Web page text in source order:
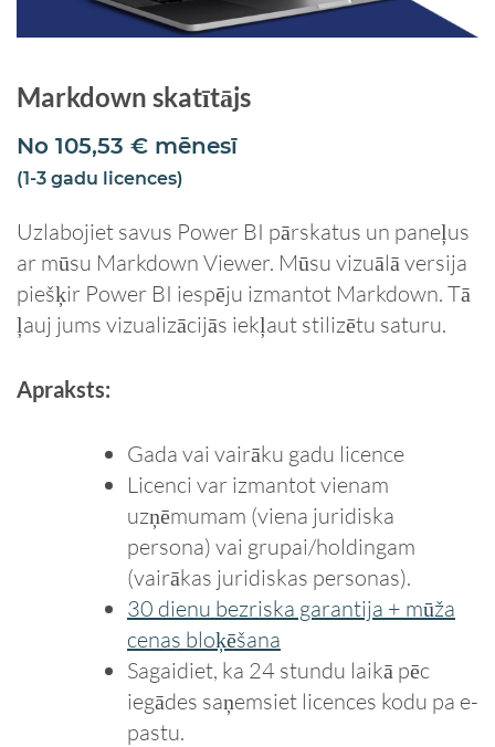
Markdown skatītājs
No 105,53 € mēnesī
(1-3 gadu licences)
Uzlabojiet savus Power BI pārskatus un paneļus
ar mūsu Markdown Viewer. Mūsu vizuālā versija
piešķir Power BI iespēju izmantot Markdown. Tā
ļauj jums vizualizācijās iekļaut stilizētu saturu.
Apraksts:
Gada vai vairāku gadu licence
Licenci var izmantot vienam
uzņēmumam (viena juridiska
persona) vai grupai/holdingam
(vairākas juridiskas personas).
30 dienu bezriska garantija + mūža
cenas bloķēšana
Sagaidiet, ka 24 stundu laikā pēc
iegādes saņemsiet licences kodu pa e-
pastu.